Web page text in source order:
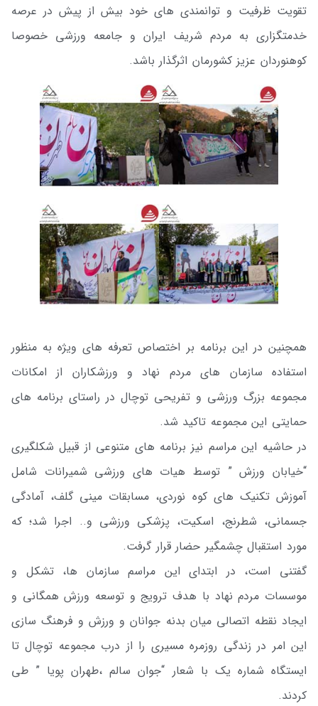
تقویت ظرفیت و توانمندی های خود بیش از پیش در عرصه
خدمتگزاری به مردم شریف ایران و جامعه ورزشی خصوصا
کوهنوردان عزیز کشورمان اثرگذار باشد.
همچنین در این برنامه بر اختصاص تعرفه های ویژه به منظور
استفاده سازمان های مردم نهاد و ورزشکاران از امکانات
مجموعه بزرگ ورزشی و تفریحی توچال در راستای برنامه های
حمایتی این مجموعه تاکید شد.
در حاشیه این مراسم نیز برنامه های متنوعی از قبیل شکلگیری
“خیابان ورزش ” توسط هیات های ورزشی شمیرانات شامل
آموزش تکنیک های کوه نوردی، مسابقات مینی گلف، آمادگی
جسمانی، شطرنج، اسکیت، پزشکی ورزشی و.. اجرا شد؛ که
مورد استقبال چشمگیر حضار قرار گرفت.
گفتنی است، در ابتدای این مراسم سازمان ها، تشکل و
موسسات مردم نهاد با هدف ترویج و توسعه ورزش همگانی و
ایجاد نقطه اتصالی میان بدنه جوانان و ورزش و فرهنگ سازی
این امر در زندگی روزمره مسیری را از درب مجموعه توچال تا
ایستگاه شماره یک با شعار “جوان سالم ،طهران پویا ” طی
کردند.